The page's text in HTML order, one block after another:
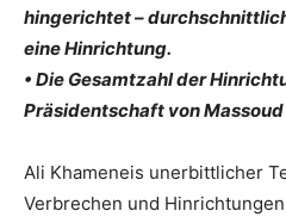
hingerichtet –
eine Hinrichtung.
• Die Gesamtzahl der
Präsidentschaft von
Ali Khameneis unerbittlicher
Verbrechen und